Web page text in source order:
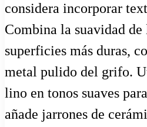
considera incorporar
Combina la suavidad
superficies más duras,
metal pulido del grifo.
lino en tonos suaves
añade jarrones de